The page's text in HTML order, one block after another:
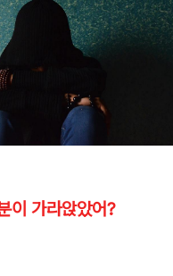
이 가라앉았어?